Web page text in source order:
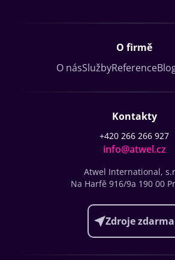
O firmě
O násSlužbyReference
Kontakty
+420 266 266 927
info@atwel.cz
Atwel International,
Na Harfě 916/9a 190 00
Zdroje zdarma